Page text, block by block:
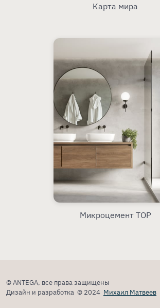
Карта мира
Микроцемент TOP
© ANTEGA, все права защищены
Дизайн и разработка © 2024 Михаил Матвеев